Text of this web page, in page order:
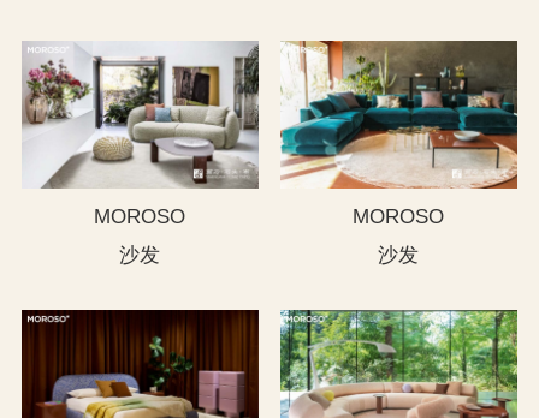
MOROSO
沙发
MOROSO
沙发